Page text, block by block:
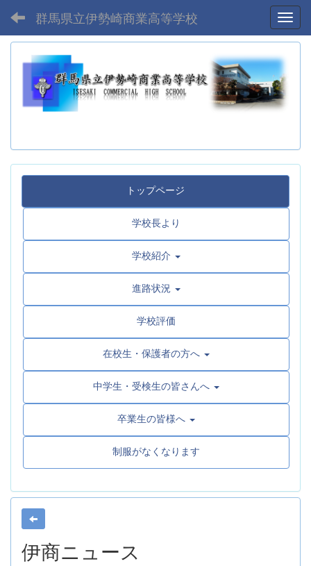
群馬県立伊勢崎商業高等学校
トップページ
学校長より
学校紹介
進路状況
学校評価
在校生・保護者の方へ
中学生・受検生の皆さんへ
卒業生の皆様へ
制服がなくなります
伊商ニュース